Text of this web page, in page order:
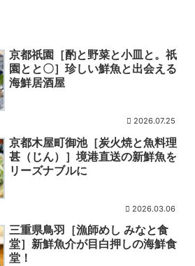
京都祇園［酌と野菜と小皿と。祇
園とと〇］珍しい鮮魚と出会える
海鮮居酒屋
2026.07.25
京都木屋町御池［炭火焼と魚料理
甚（じん）］境港直送の新鮮魚を
リーズナブルに
2026.03.06
三重県鳥羽［漁師めし みなと食
堂］新鮮魚介が目白押しの海鮮食
堂！